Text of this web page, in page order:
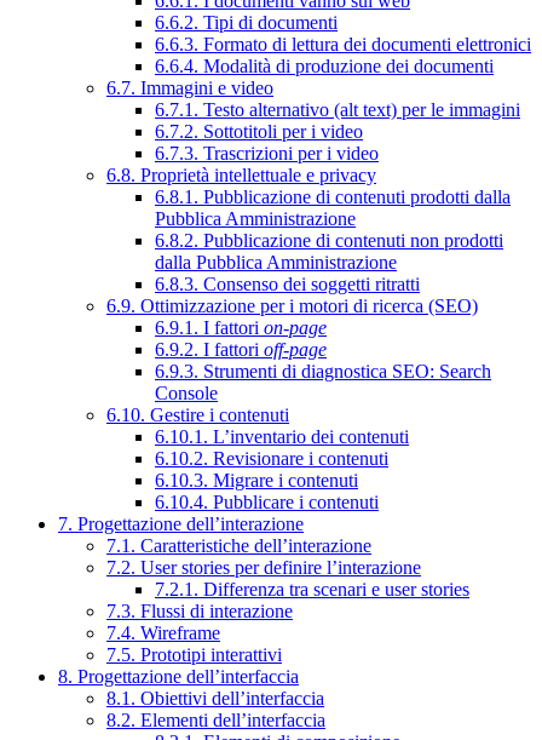
6.6.2. Tipi di documenti
6.6.3. Formato di lettura dei documenti elettronici
6.6.4. Modalità di produzione dei documenti
6.7. Immagini e video
6.7.1. Testo alternativo (alt text) per le immagini
6.7.2. Sottotitoli per i video
6.7.3. Trascrizioni per i video
6.8. Proprietà intellettuale e privacy
6.8.1. Pubblicazione di contenuti prodotti dalla
Pubblica Amministrazione
6.8.2. Pubblicazione di contenuti non prodotti
dalla Pubblica Amministrazione
6.8.3. Consenso dei soggetti ritratti
6.9. Ottimizzazione per i motori di ricerca (SEO)
6.9.1. I fattori on-page
6.9.2. I fattori off-page
6.9.3. Strumenti di diagnostica SEO: Search
Console
6.10. Gestire i contenuti
6.10.1. L’inventario dei contenuti
6.10.2. Revisionare i contenuti
6.10.3. Migrare i contenuti
6.10.4. Pubblicare i contenuti
7. Progettazione dell’interazione
7.1. Caratteristiche dell’interazione
7.2. User stories per definire l’interazione
7.2.1. Differenza tra scenari e user stories
7.3. Flussi di interazione
7.4. Wireframe
7.5. Prototipi interattivi
8. Progettazione dell’interfaccia
8.1. Obiettivi dell’interfaccia
8.2. Elementi dell’interfaccia